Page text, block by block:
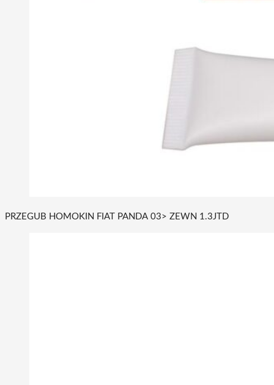
PRZEGUB HOMOKIN FIAT PANDA 03> ZEWN 1.3JTD